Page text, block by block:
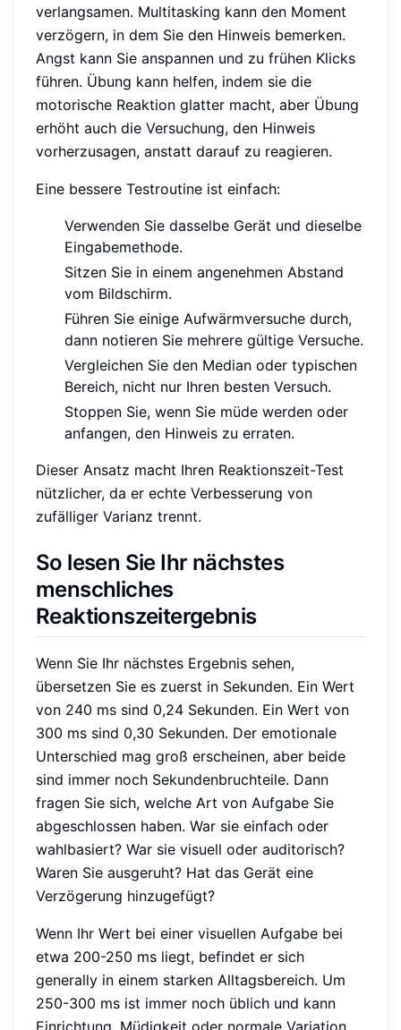
verlangsamen. Multitasking kann den Moment
verzögern, in dem Sie den Hinweis bemerken.
Angst kann Sie anspannen und zu frühen Klicks
führen. Übung kann helfen, indem sie die
motorische Reaktion glatter macht, aber Übung
erhöht auch die Versuchung, den Hinweis
vorherzusagen, anstatt darauf zu reagieren.
Eine bessere Testroutine ist einfach:
Verwenden Sie dasselbe Gerät und dieselbe
Eingabemethode.
Sitzen Sie in einem angenehmen Abstand
vom Bildschirm.
Führen Sie einige Aufwärmversuche durch,
dann notieren Sie mehrere gültige Versuche.
Vergleichen Sie den Median oder typischen
Bereich, nicht nur Ihren besten Versuch.
Stoppen Sie, wenn Sie müde werden oder
anfangen, den Hinweis zu erraten.
Dieser Ansatz macht Ihren Reaktionszeit-Test
nützlicher, da er echte Verbesserung von
zufälliger Varianz trennt.
So lesen Sie Ihr nächstes
menschliches
Reaktionszeitergebnis
Wenn Sie Ihr nächstes Ergebnis sehen,
übersetzen Sie es zuerst in Sekunden. Ein Wert
von 240 ms sind 0,24 Sekunden. Ein Wert von
300 ms sind 0,30 Sekunden. Der emotionale
Unterschied mag groß erscheinen, aber beide
sind immer noch Sekundenbruchteile. Dann
fragen Sie sich, welche Art von Aufgabe Sie
abgeschlossen haben. War sie einfach oder
wahlbasiert? War sie visuell oder auditorisch?
Waren Sie ausgeruht? Hat das Gerät eine
Verzögerung hinzugefügt?
Wenn Ihr Wert bei einer visuellen Aufgabe bei
etwa 200-250 ms liegt, befindet er sich
generally in einem starken Alltagsbereich. Um
250-300 ms ist immer noch üblich und kann
Einrichtung, Müdigkeit oder normale Variation